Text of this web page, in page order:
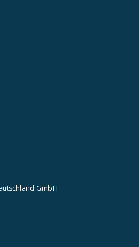
GmbH